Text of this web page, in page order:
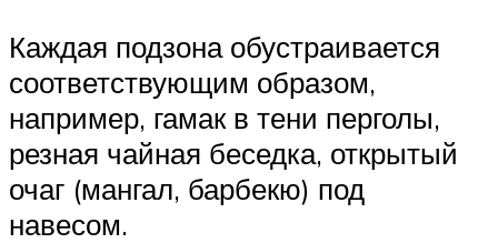
Каждая подзона обустраивается
соответствующим образом,
например, гамак в тени перголы,
резная чайная беседка, открытый
очаг (мангал, барбекю) под
навесом.